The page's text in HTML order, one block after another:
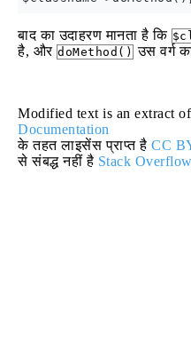
बाद का उदाहरण मानता है कि
है, और doMethod() उस वर्ग
Modified text is an extract
Documentation
के तहत लाइसेंस प्राप्त है CC
से संबद्ध नहीं है Stack Overflow